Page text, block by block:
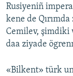
Rusiyeniñ
kene de
Cemilev, şimdiki
daa ziyade
«Bilkent» türk